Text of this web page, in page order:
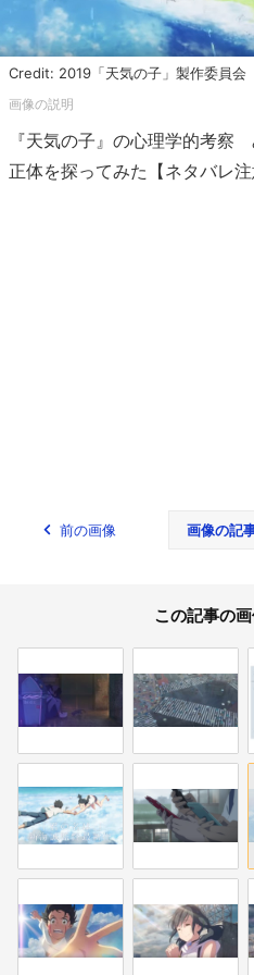
Credit: 2019「天気の子」製作委員会
『天気の子』の心理学的考
正体を探ってみた【ネタバレ
前の画像 画像の記
この記事の